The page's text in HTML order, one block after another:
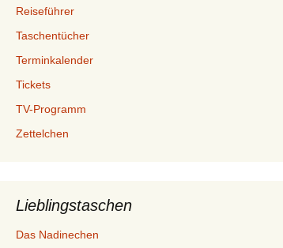
Reiseführer
Taschentücher
Terminkalender
Tickets
TV-Programm
Zettelchen
Lieblingstaschen
Das Nadinechen